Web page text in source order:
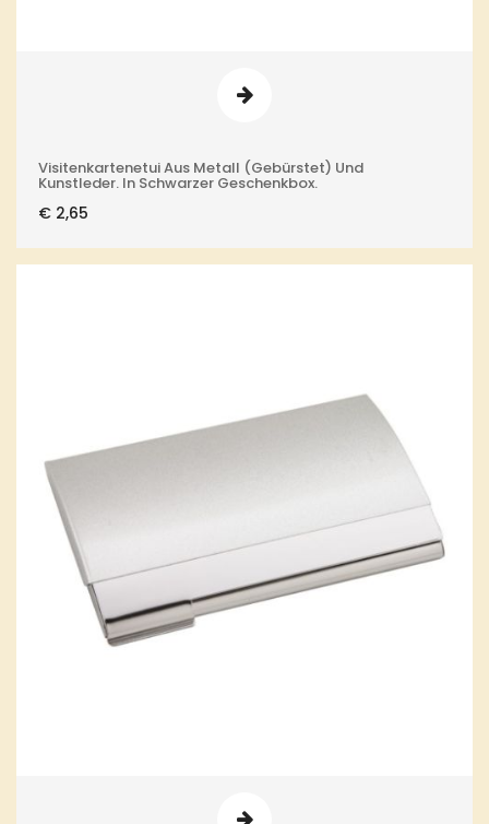
Visitenkartenetui Aus Metall (gebürstet) Und
Kunstleder. In Schwarzer Geschenkbox.
€ 2,65